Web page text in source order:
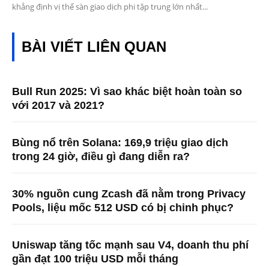
khẳng định vị thế sàn giao dịch phi tập trung lớn nhất...
BÀI VIẾT LIÊN QUAN
Bull Run 2025: Vì sao khác biệt hoàn toàn so
với 2017 và 2021?
Bùng nổ trên Solana: 169,9 triệu giao dịch
trong 24 giờ, điều gì đang diễn ra?
30% nguồn cung Zcash đã nằm trong Privacy
Pools, liệu mốc 512 USD có bị chinh phục?
Uniswap tăng tốc mạnh sau V4, doanh thu phí
gần đạt 100 triệu USD mỗi tháng